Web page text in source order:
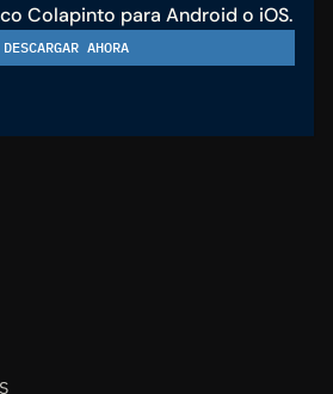
Colapinto para Android o iOS.
DESCARGAR AHORA